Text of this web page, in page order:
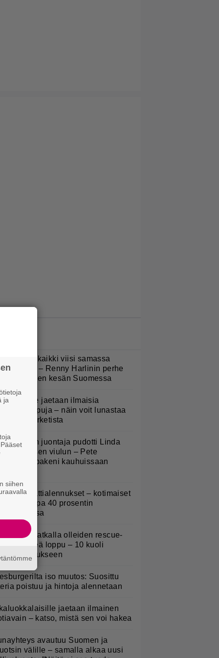
kaikki viisi samassa
– Renny Harlinin perhe
unelmien kesän Suomessa
jaetaan ilmaisia
– näin voit lunastaa
S-marketista
ohjelman juontaja pudotti Linda
viulun – Pete
pakeni kauhuissaan
aloitti jättialennukset – kotimaiset
jopa 40 prosentin
matkalla olleiden rescue-
hirveä loppu – 10 kuoli
iso muutos: Suosittu
poistuu ja hintoja alennetaan
jaetaan ilmainen
– katso, mistä sen voi hakea
avautuu Suomen ja
välille – samalla alkaa uusi
ja
siihen